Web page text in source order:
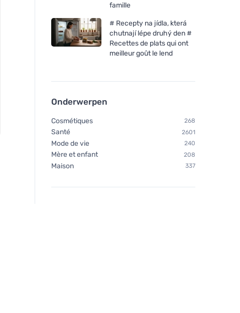
Life Easy pack 25 μm - 35 l
famille
# Recepty na jídla, která
chutnají lépe druhý den #
Recettes de plats qui ont
meilleur goût le lend
Onderwerpen
Cosmétiques 268
Santé 2601
Mode de vie 240
Mère et enfant 208
Maison 337